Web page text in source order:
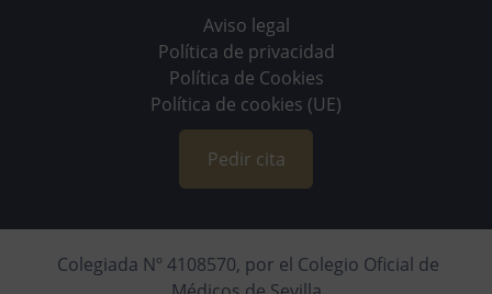
Aviso legal
Política de privacidad
Política de Cookies
Política de cookies (UE)
Pedir cita
Colegiada Nº 4108570, por el Colegio Oficial de